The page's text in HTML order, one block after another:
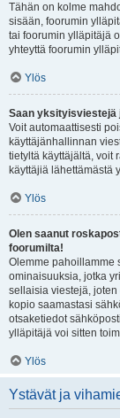
Tähän on kolme
sisään, foorumin
tai foorumin ylläpitäjä
yhteyttä foorumin
Ylös
Saan yksityisviestejä
Voit automaattisesti
käyttäjänhallinnan
tietyltä käyttäjältä, voit
käyttäjiä lähettämästä
Ylös
Olen saanut
foorumilta!
Olemme pahoillamme
ominaisuuksia, jotka
sellaisia viestejä,
kopio saamastasi
otsaketiedot
ylläpitäjä voi sitten
Ylös
Ystävät ja